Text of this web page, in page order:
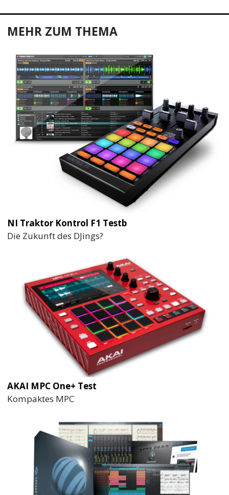
MEHR ZUM THEMA
NI Traktor Kontrol F1 Testb
Die Zukunft des DJings?
AKAI MPC One+ Test
Kompaktes MPC